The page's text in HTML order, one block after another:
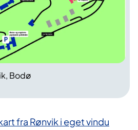
Bodø
fra Rønvik i eget vindu